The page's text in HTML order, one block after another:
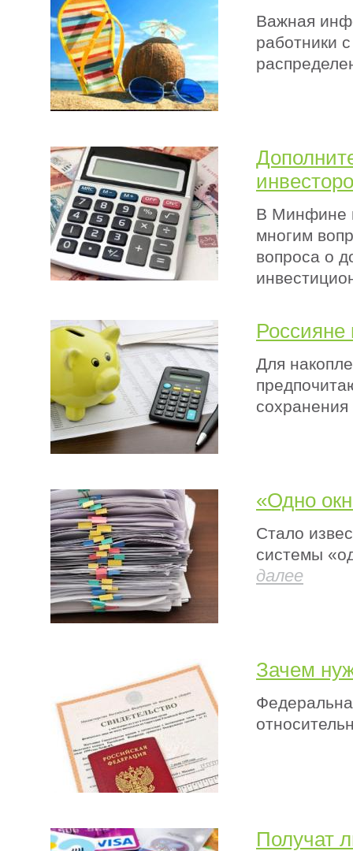
Важная
работники
В Минфине
многим
вопроса о
Россияне
Для
сохранения
«Одно
Стало
системы
далее
Зачем
Получат